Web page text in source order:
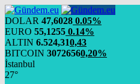
DOLAR 47,6028 0.05%
EURO 55,1255 0.14%
ALTIN 6.524,310,43
BITCOIN 30726560,20%
İstanbul
27°